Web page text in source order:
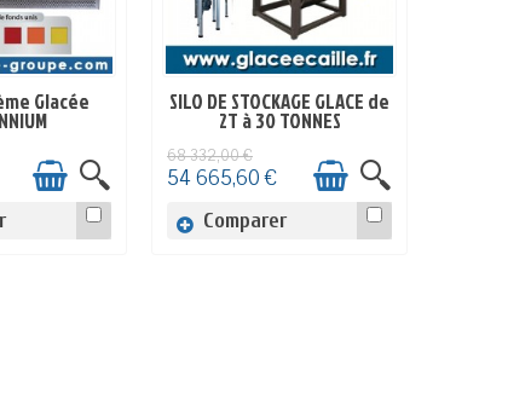
Glacée EN STOCK
SILO DE STOCKAGE GLACE de
2T à 30 TONNES
68 332,00 €
54 665,60 €
Comparer